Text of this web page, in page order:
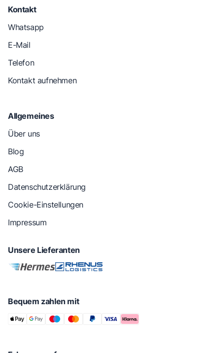
Kontakt
Whatsapp
E-Mail
Telefon
Kontakt aufnehmen
Allgemeines
Über uns
Blog
AGB
Datenschutzerklärung
Cookie-Einstellungen
Impressum
Unsere Lieferanten
Bequem zahlen mit